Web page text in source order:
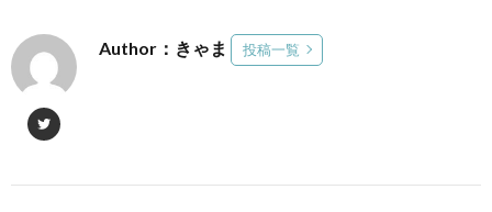
Author：きゃま 投稿一覧